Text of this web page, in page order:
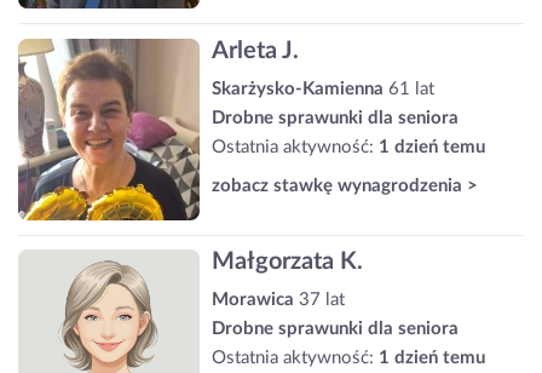
Arleta J.
Skarżysko-Kamienna 61 lat
Drobne sprawunki dla seniora
Ostatnia aktywność: 1 dzień temu
zobacz stawkę wynagrodzenia >
Małgorzata K.
Morawica 37 lat
Drobne sprawunki dla seniora
Ostatnia aktywność: 1 dzień temu